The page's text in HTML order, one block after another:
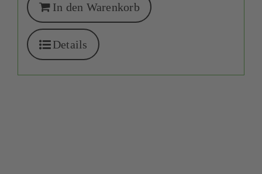
In den Warenkorb
Details